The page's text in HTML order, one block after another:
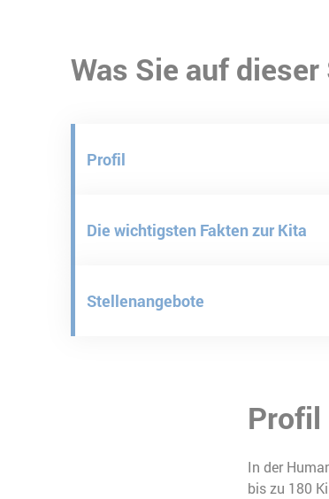
Was Sie auf
Profil
Die wichtigsten Fakten zur Kita
Stellenangebote
Profil
In der
bis zu 180